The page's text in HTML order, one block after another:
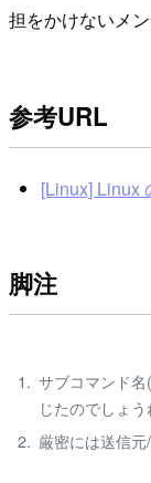
担をかけないメ
参考URL
[Linux] Linux
脚注
サブコマンド
じたのでしょ
厳密には送信